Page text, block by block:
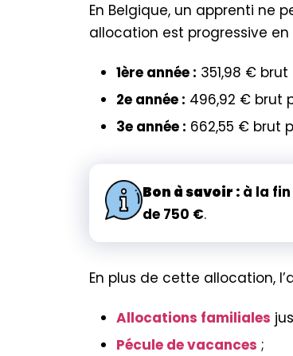
En Belgique, un apprenti ne
allocation est progressive
1ère année : 351,98 €
2e année : 496,92 € brut
3e année : 662,55 € brut
Bon à savoir : à la
de 750 €.
En plus de cette allocation,
Allocations familiales
Pécule de vacances ;